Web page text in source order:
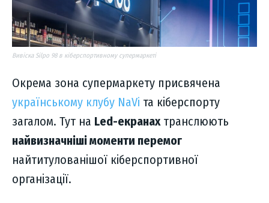
Вивіска Silpo 98 в кіберспортивному супермаркеті
Окрема зона супермаркету присвячена
українському клубу NaVi та кіберспорту
загалом. Тут на Led-екранахтранслюють
найвизначніші моменти перемог
найтитулованішої кіберспортивної
організації.